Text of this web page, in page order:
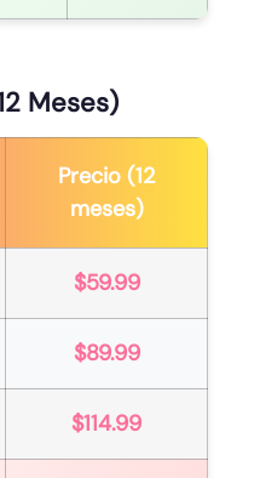
Meses)
Precio (12
meses)
$59.99
$89.99
$114.99